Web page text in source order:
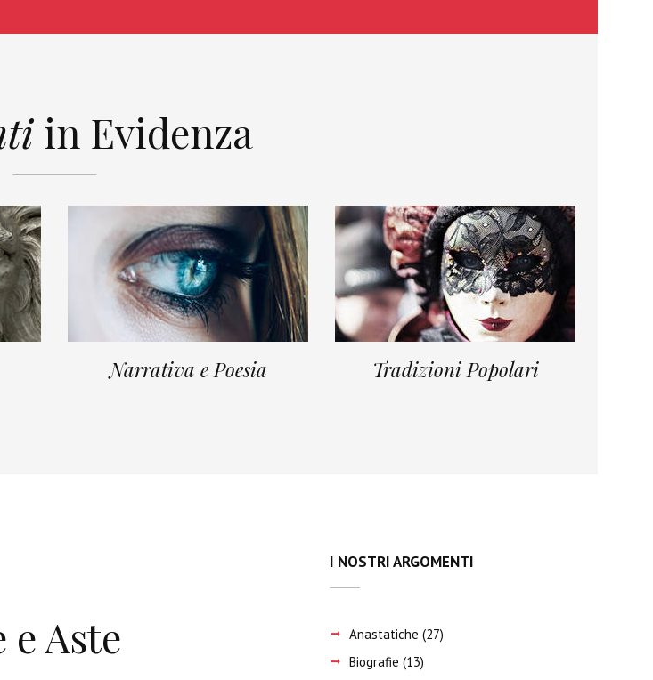
in Evidenza
Narrativa e Poesia Tradizioni Popolari
e Aste
I NOSTRI ARGOMENTI
Anastatiche (27)
Biografie (13)